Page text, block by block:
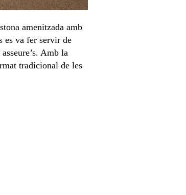
amenitzada amb
es va fer servir de
Amb la
tradicional de les